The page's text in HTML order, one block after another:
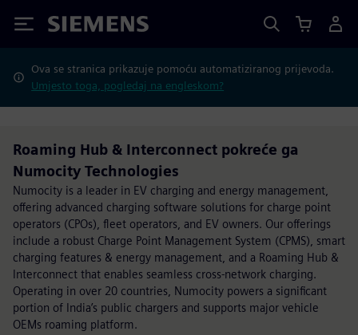
Siemens
Ova se stranica prikazuje pomoću automatiziranog prijevoda.
Umjesto toga, pogledaj na engleskom?
Roaming Hub & Interconnect pokreće ga
Numocity Technologies
Numocity is a leader in EV charging and energy management,
offering advanced charging software solutions for charge point
operators (CPOs), fleet operators, and EV owners. Our offerings
include a robust Charge Point Management System (CPMS), smart
charging features & energy management, and a Roaming Hub &
Interconnect that enables seamless cross-network charging.
Operating in over 20 countries, Numocity powers a significant
portion of India’s public chargers and supports major vehicle
OEMs roaming platform.